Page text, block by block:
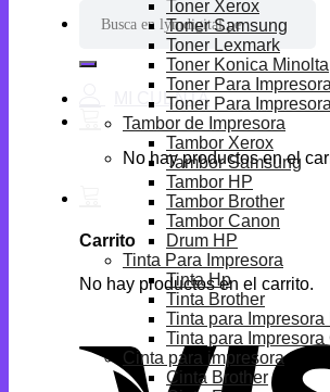
por:
No hay productos en el
Carrito
No hay productos en el carrito.
Toner Xerox
Toner Samsung
Toner Lexmark
Toner Konica Minolta
Toner Para
Toner Para
Tambor de Impresora
Tambor Xerox
Tambor Samsung
Tambor HP
Tambor Brother
Tambor Canon
Drum HP
Tinta Para Impresora
Tinta Hp
Tinta Brother
Tinta para Impresora
Tinta para Impresora
Cinta para impresora
Cinta Brother